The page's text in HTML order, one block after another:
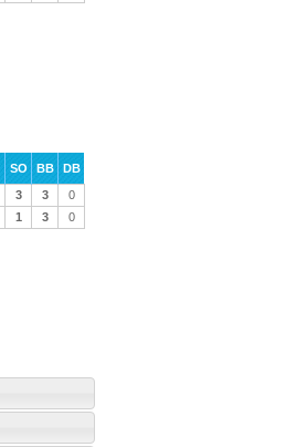
SO BB
DB
3 3
0
1 3 0